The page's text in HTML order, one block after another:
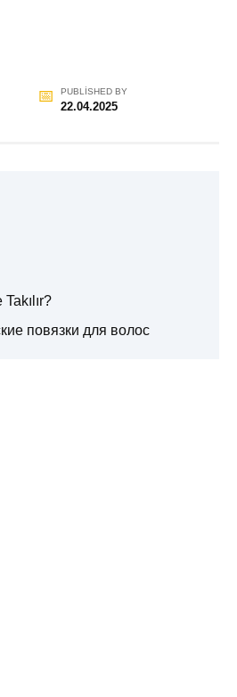
PUBLISHED BY
22.04.2025
повязки для волос